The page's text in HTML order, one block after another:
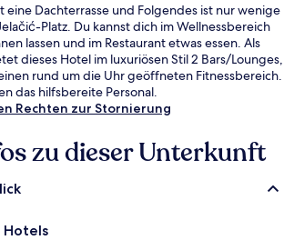
eine Dachterrasse und Folgendes ist nur wenige
Platz. Du kannst dich im Wellnessbereich
lassen und im Restaurant etwas essen. Als
dieses Hotel im luxuriösen Stil 2 Bars/Lounges,
rund um die Uhr geöffneten Fitnessbereich.
das hilfsbereite Personal.
Rechten zur Stornierung
zu dieser Unterkunft
Hotels